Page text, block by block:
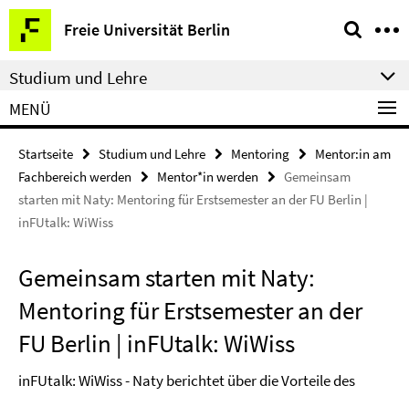
Springe
direkt
zu
Inhalt
Freie Universität Berlin
Service-
Navigation
Studium und Lehre
MENÜ
Startseite Studium und Lehre Mentoring
Mentor:in am
Fachbereich werden
Mentor*in werden
Gemeinsam
starten mit Naty: Mentoring für Erstsemester an der FU Berlin |
inFUtalk: WiWiss
Gemeinsam starten mit Naty:
Mentoring für Erstsemester an der
FU Berlin | inFUtalk: WiWiss
inFUtalk: WiWiss - Naty berichtet über die Vorteile des